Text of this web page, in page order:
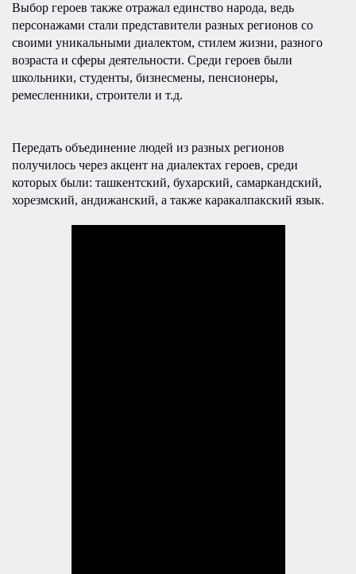
Выбор героев также отражал единство народа, ведь
персонажами стали представители разных регионов со
своими уникальными диалектом, стилем жизни, разного
возраста и сферы деятельности. Среди героев были
школьники, студенты, бизнесмены, пенсионеры,
ремесленники, строители и т.д.
Передать объединение людей из разных регионов
получилось через акцент на диалектах героев, среди
которых были: ташкентский, бухарский, самаркандский,
хорезмский, андижанский, а также каракалпакский язык.